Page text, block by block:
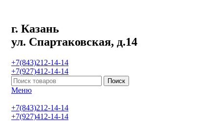
г. Казань
ул. Спартаковская, д.14
+7(843)212-14-14
+7(927)412-14-14
Поиск
Меню
+7(843)212-14-14
+7(927)412-14-14